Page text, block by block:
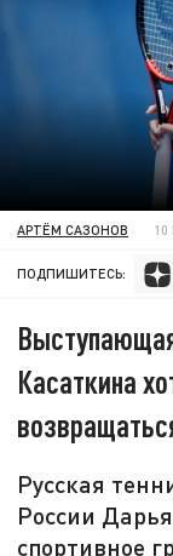
АРТЁМ САЗОНОВ 10
ПОДПИШИТЕСЬ:
Касаткина
Русская
России
спортивное